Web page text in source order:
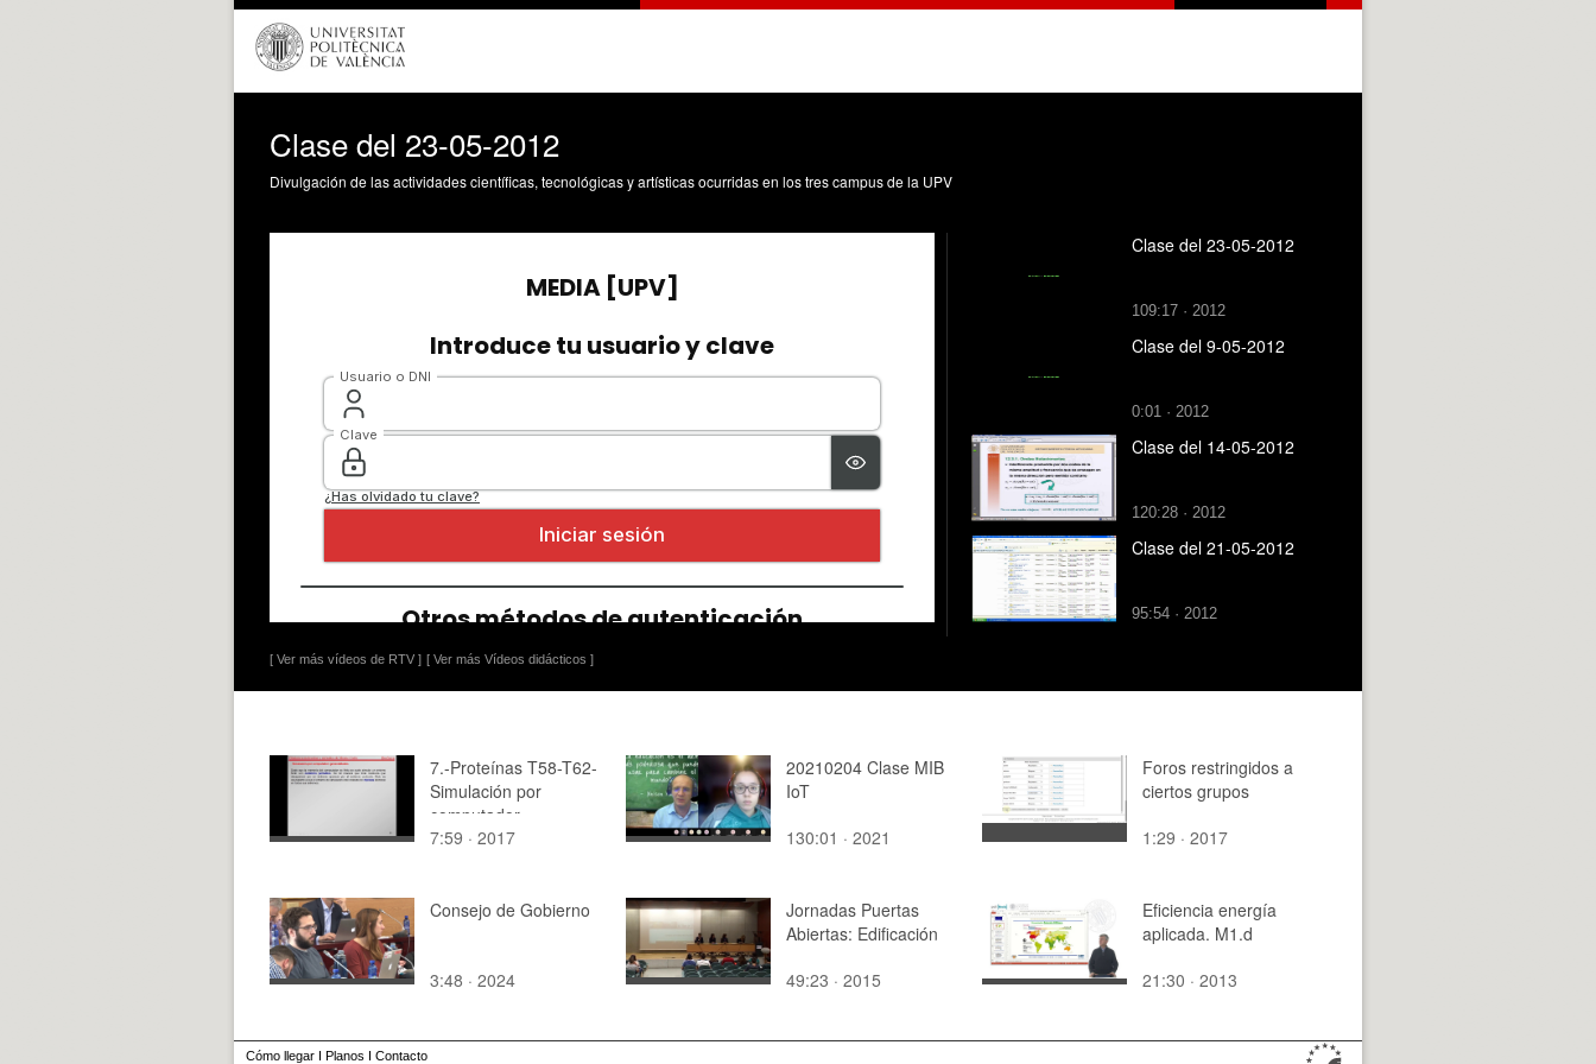
Clase del 23-05-2012
Divulgación de las actividades científicas, tecnológicas y artísticas ocurridas en los tres campus de la UPV
[ Ver más vídeos de RTV ] [ Ver más Vídeos didácticos ]
Clase del 23-05-2012
109:17 · 2012
Clase del 9-05-2012
0:01 · 2012
Clase del 14-05-2012
120:28 · 2012
Clase del 21-05-2012
95:54 · 2012
7.-Proteínas T58-T62-
Simulación por
computador
7:59 · 2017
20210204 Clase MIB
IoT
130:01 · 2021
Foros restringidos a
ciertos grupos
1:29 · 2017
Consejo de Gobierno
3:48 · 2024
Jornadas Puertas
Abiertas: Edificación
49:23 · 2015
Eficiencia energía
aplicada. M1.d
21:30 · 2013
Cómo llegar I Planos I Contacto